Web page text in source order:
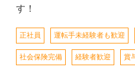
す！
正社員 運転手未経験者も歓迎
社会保険完備 経験者歓迎 賞